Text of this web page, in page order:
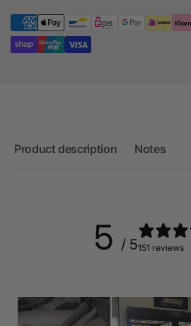
Product description Notes
5 / 5151 reviews